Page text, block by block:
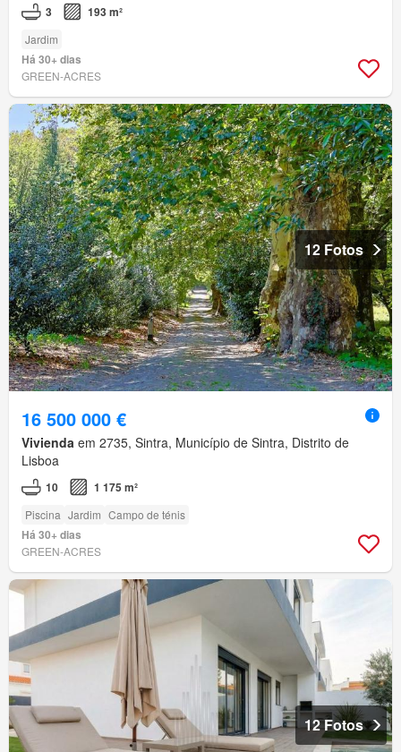
3 193 m²
Jardim
Há 30+ dias
GREEN-ACRES
12 Fotos
16 500 000 €
Vivienda em 2735, Sintra, Município de Sintra, Distrito de
Lisboa
10 1 175 m²
Piscina Jardim Campo de ténis
Há 30+ dias
GREEN-ACRES
12 Fotos